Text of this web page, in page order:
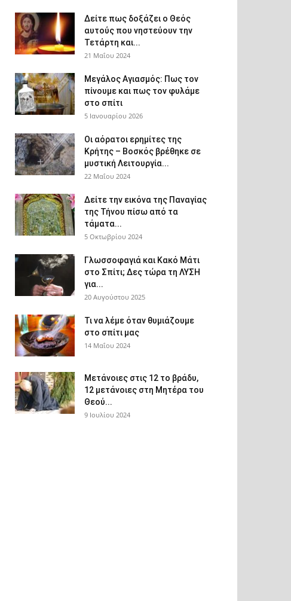
Δείτε πως δοξάζει ο Θεός
αυτούς που νηστεύουν την
Τετάρτη και...
21 Μαΐου 2024
Μεγάλος Αγιασμός: Πως τον
πίνουμε και πως τον φυλάμε
στο σπίτι
5 Ιανουαρίου 2026
Οι αόρατοι ερημίτες της
Κρήτης – Βοσκός βρέθηκε σε
μυστική Λειτουργία...
22 Μαΐου 2024
Δείτε την εικόνα της Παναγίας
της Τήνου πίσω από τα
τάματα...
5 Οκτωβρίου 2024
Γλωσσοφαγιά και Κακό Μάτι
στο Σπίτι; Δες τώρα τη ΛΥΣΗ
για...
20 Αυγούστου 2025
Τι να λέμε όταν θυμιάζουμε
στο σπίτι μας
14 Μαΐου 2024
Μετάνοιες στις 12 το βράδυ,
12 μετάνοιες στη Μητέρα του
Θεού...
9 Ιουλίου 2024